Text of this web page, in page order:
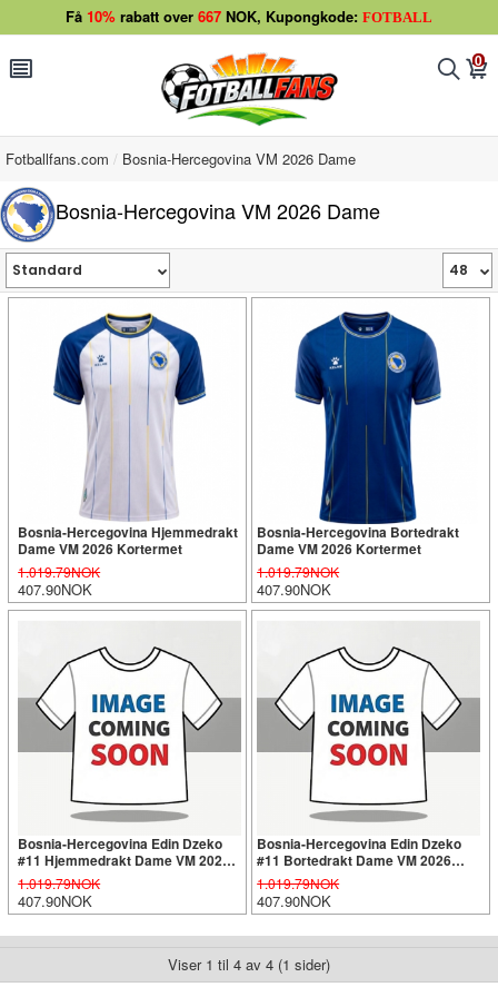
Få 10% rabatt over 667 NOK, Kupongkode: FOTBALL
󰂩 󰂨 0
󰃦
Fotballfans.com Bosnia-Hercegovina VM 2026 Dame
Bosnia-Hercegovina VM 2026 Dame
Bosnia-Hercegovina Hjemmedrakt
Dame VM 2026 Kortermet
1.019.79NOK
407.90NOK
Bosnia-Hercegovina Bortedrakt
Dame VM 2026 Kortermet
1.019.79NOK
407.90NOK
Bosnia-Hercegovina Edin Dzeko
#11 Hjemmedrakt Dame VM 2026
Kortermet
1.019.79NOK
407.90NOK
Bosnia-Hercegovina Edin Dzeko
#11 Bortedrakt Dame VM 2026
Kortermet
1.019.79NOK
407.90NOK
Viser 1 til 4 av 4 (1 sider)